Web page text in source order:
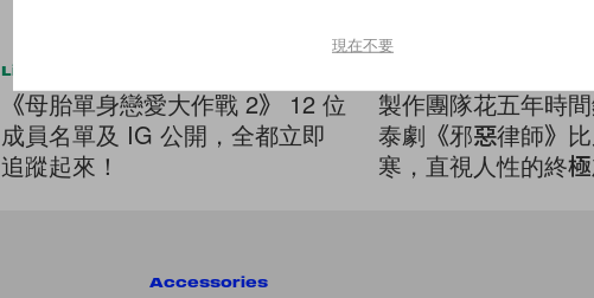
Lifestyle
《母胎單身戀愛大作戰 2》 12 位
成員名單及 IG 公開，全都立即
追蹤起來！
製作團隊花五年時間
泰劇《邪惡律師》
寒，直視人性的終
Accessories
現在不要